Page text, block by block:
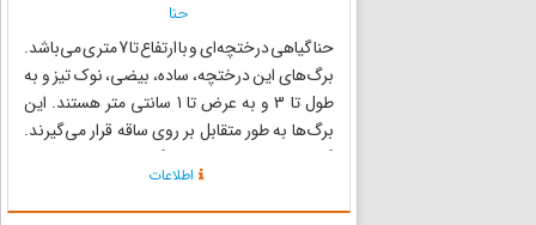
حنا
حنا گیاهی درختچه‌ای و با ارتفاع تا 7 متری می‌باشد.
برگ‌های این درختچه، ساده، بیضی، نوک تیز و به
طول تا 3 و به عرض تا 1 سانتی متر هستند. این
برگ‌ها به طور متقابل بر روی ساقه قرار می‌گیرند.
گل‌های حنا سفید یا مایل به گلی کوچک و به صورت
مجتمع خوشه مانند، با ظاهری زیبا بر روی ساقه قرار
د...
اطلاعات